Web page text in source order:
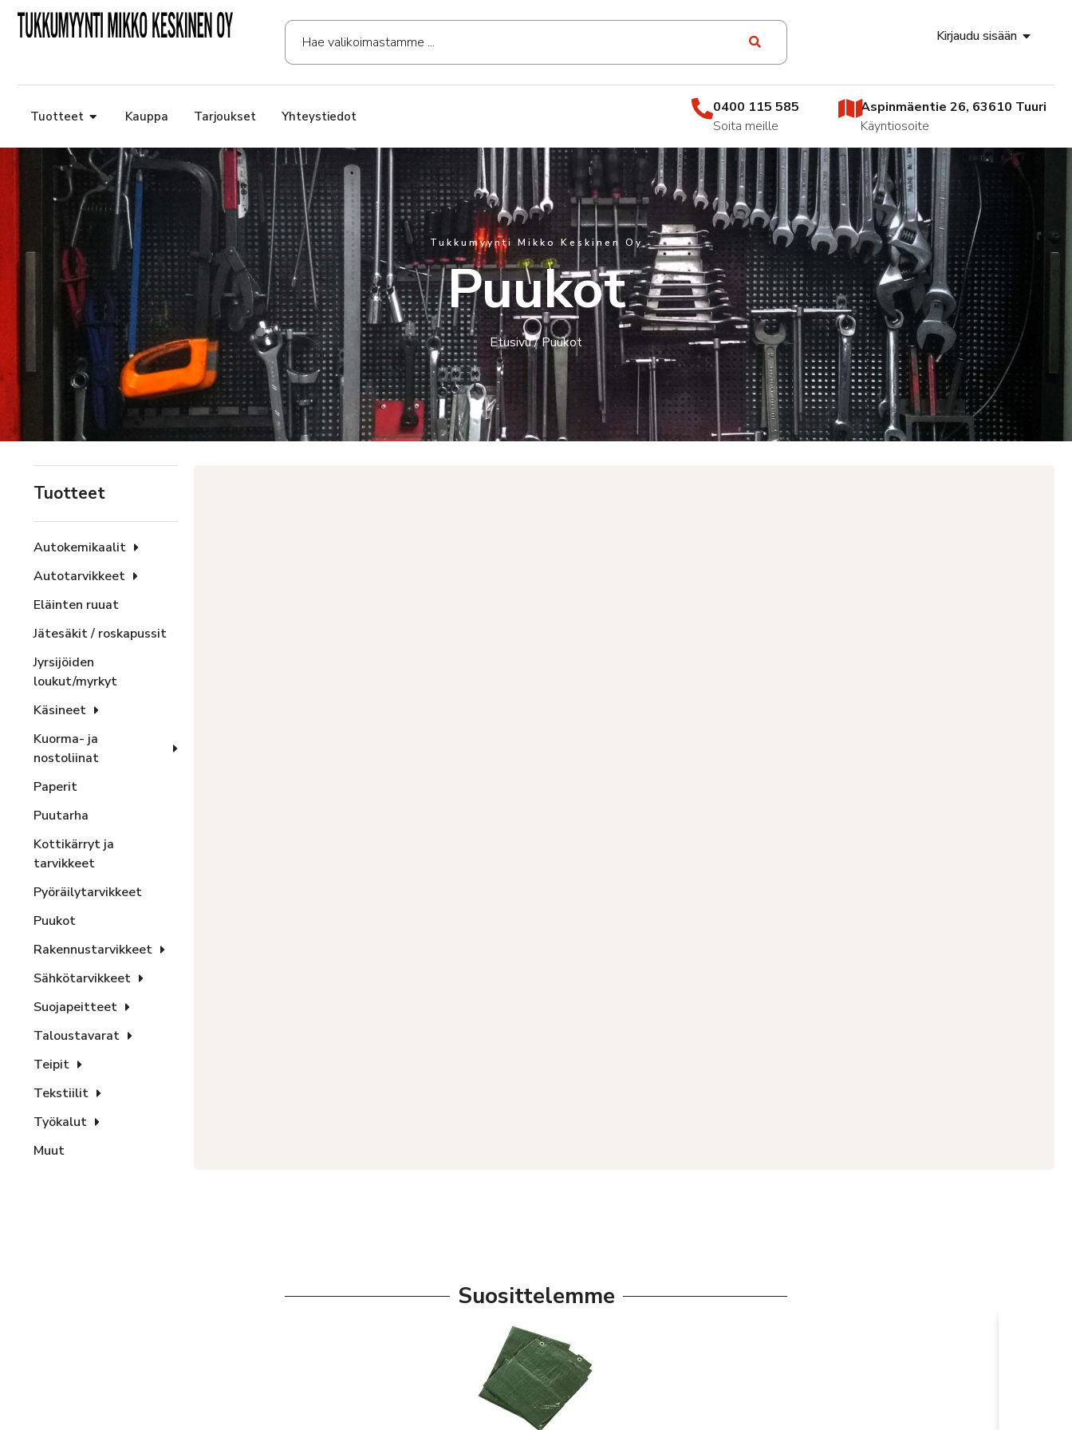
Kirjaudu sisään
Tuotteet Kauppa Tarjoukset Yhteystiedot
0400 115 585
Soita meille
Aspinmäentie 26, 63610 Tuuri
Käyntiosoite
Tukkumyynti Mikko Keskinen Oy
Puukot
Etusivu/ Puukot
Tuotteet
Autokemikaalit
Autotarvikkeet
Eläinten ruuat
Jätesäkit / roskapussit
Jyrsijöiden
loukut/myrkyt
Käsineet
Kuorma- ja
nostoliinat
Paperit
Puutarha
Kottikärryt ja
tarvikkeet
Pyöräilytarvikkeet
Puukot
Rakennustarvikkeet
Sähkötarvikkeet
Suojapeitteet
Taloustavarat
Teipit
Tekstiilit
Työkalut
Muut
Suosittelemme